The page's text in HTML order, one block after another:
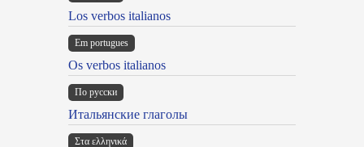
Los verbos italianos
Em portugues
Os verbos italianos
По русски
Итальянские глаголы
Στα ελληνικά